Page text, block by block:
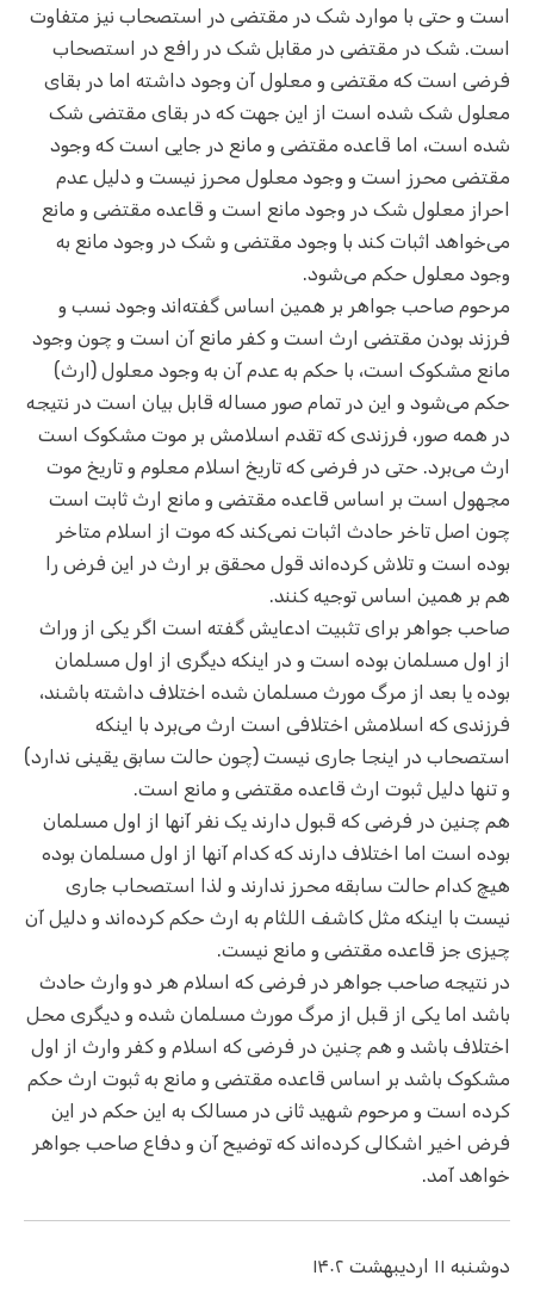
است و حتی با موارد شک در مقتضی در استصحاب نیز متفاوت
است. شک در مقتضی در مقابل شک در رافع در استصحاب
فرضی است که مقتضی و معلول آن وجود داشته اما در بقای
معلول شک شده است از این جهت که در بقای مقتضی شک
شده است، اما قاعده مقتضی و مانع در جایی است که وجود
مقتضی محرز است و وجود معلول محرز نیست و دلیل عدم
احراز معلول شک در وجود مانع است و قاعده مقتضی و مانع
می‌خواهد اثبات کند با وجود مقتضی و شک در وجود مانع به
وجود معلول حکم می‌شود.
مرحوم صاحب جواهر بر همین اساس گفته‌اند وجود نسب و
فرزند بودن مقتضی ارث است و کفر مانع آن است و چون وجود
مانع مشکوک است، با حکم به عدم آن به وجود معلول (ارث)
حکم می‌شود و این در تمام صور مساله قابل بیان است در نتیجه
در همه صور، فرزندی که تقدم اسلامش بر موت مشکوک است
ارث می‌برد. حتی در فرضی که تاریخ اسلام معلوم و تاریخ موت
مجهول است بر اساس قاعده مقتضی و مانع ارث ثابت است
چون اصل تاخر حادث اثبات نمی‌کند که موت از اسلام متاخر
بوده است و تلاش کرده‌اند قول محقق بر ارث در این فرض را
هم بر همین اساس توجیه کنند.
صاحب جواهر برای تثبیت ادعایش گفته است اگر یکی از وراث
از اول مسلمان بوده است و در اینکه دیگری از اول مسلمان
بوده یا بعد از مرگ مورث مسلمان شده اختلاف داشته باشند،
فرزندی که اسلامش اختلافی است ارث می‌برد با اینکه
استصحاب در اینجا جاری نیست (چون حالت سابق یقینی ندارد)
و تنها دلیل ثبوت ارث قاعده مقتضی و مانع است.
هم چنین در فرضی که قبول دارند یک نفر آنها از اول مسلمان
بوده است اما اختلاف دارند که کدام آنها از اول مسلمان بوده‌
هیچ کدام حالت سابقه محرز ندارند و لذا استصحاب جاری
نیست با اینکه مثل کاشف اللثام به ارث حکم کرده‌اند و دلیل آن
چیزی جز قاعده مقتضی و مانع نیست.
در نتیجه صاحب جواهر در فرضی که اسلام هر دو وارث حادث
باشد اما یکی از قبل از مرگ مورث مسلمان شده و دیگری محل
اختلاف باشد و هم چنین در فرضی که اسلام و کفر وارث از اول
مشکوک باشد بر اساس قاعده مقتضی و مانع به ثبوت ارث حکم
کرده است و مرحوم شهید ثانی در مسالک به این حکم در این
فرض اخیر اشکالی کرده‌اند که توضیح آن و دفاع صاحب جواهر
خواهد آمد.
دوشنبه ۱۱ اردیبهشت ۱۴۰۲